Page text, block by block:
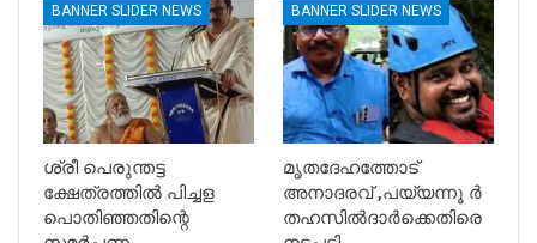
BANNER SLIDER NEWS
ശ്രീ പെരുന്തട്ട
ക്ഷേത്രത്തിൽ പിച്ചള
പൊതിഞ്ഞതിന്റെ
BANNER SLIDER NEWS
മൃതദേഹത്തോട്
അനാദരവ് ,പയ്യന്നൂ ർ
തഹസിൽദാർക്കെതിരെ